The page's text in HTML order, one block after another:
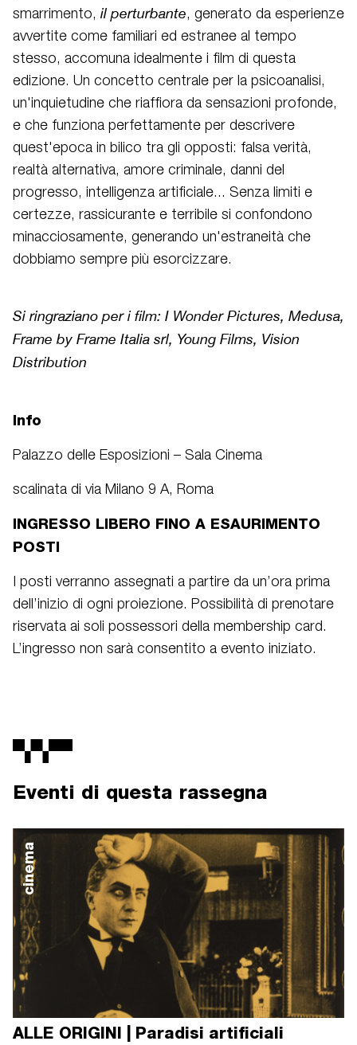
smarrimento, il perturbante, generato da esperienze
avvertite come familiari ed estranee al tempo
stesso, accomuna idealmente i film di questa
edizione. Un concetto centrale per la psicoanalisi,
un'inquietudine che riaffiora da sensazioni profonde,
e che funziona perfettamente per descrivere
quest'epoca in bilico tra gli opposti: falsa verità,
realtà alternativa, amore criminale, danni del
progresso, intelligenza artificiale... Senza limiti e
certezze, rassicurante e terribile si confondono
minacciosamente, generando un'estraneità che
dobbiamo sempre più esorcizzare.
Si ringraziano per i film: I Wonder Pictures, Medusa,
Frame by Frame Italia srl, Young Films, Vision
Distribution
Info
Palazzo delle Esposizioni – Sala Cinema
scalinata di via Milano 9 A, Roma
INGRESSO LIBERO FINO A ESAURIMENTO
POSTI
I posti verranno assegnati a partire da un’ora prima
dell’inizio di ogni proiezione. Possibilità di prenotare
riservata ai soli possessori della membership card.
L’ingresso non sarà consentito a evento iniziato.
Eventi di questa rassegna
cinema
ALLE ORIGINI | Paradisi artificiali